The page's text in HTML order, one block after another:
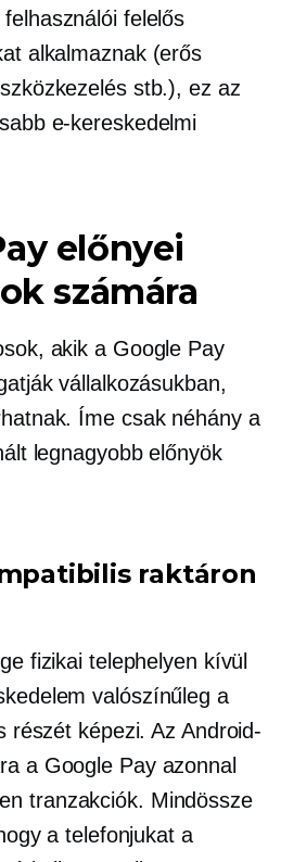
felelős
alkalmaznak (erős
stb.), ez az
e-kereskedelmi
előnyei
számára
akik a Google Pay
vállalkozásukban,
Íme csak néhány a
legnagyobb előnyök
raktáron
fizikai telephelyen kívül
valószínűleg a
részét képezi. Az Android-
a Google Pay azonnal
tranzakciók. Mindössze
a telefonjukat a